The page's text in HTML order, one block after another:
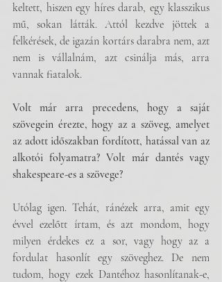
keltett, hiszen egy híres darab, egy klasszikus
mű, sokan látták. Attól kezdve jöttek a
felkérések, de igazán kortárs darabra nem, azt
nem is vállalnám, azt csinálja más, arra
vannak fiatalok.
Volt már arra precedens, hogy a saját
szövegein érezte, hogy az a szöveg, amelyet
az adott időszakban fordított, hatással van az
alkotói folyamatra? Volt már dantés vagy
shakespeare-es a szövege?
Utólag igen. Tehát, ránézek arra, amit egy
évvel ezelőtt írtam, és azt mondom, hogy
milyen érdekes ez a sor, vagy hogy az a
fordulat hasonlít egy szöveghez. De nem
tudom, hogy ezek Dantéhoz hasonlítanak-e,